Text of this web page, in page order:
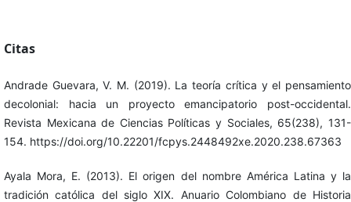
Citas
Andrade Guevara, V. M. (2019). La teoría crítica y el pensamiento
decolonial: hacia un proyecto emancipatorio post-occidental.
Revista Mexicana de Ciencias Políticas y Sociales, 65(238), 131-
154. https://doi.org/10.22201/fcpys.2448492xe.2020.238.67363
Ayala Mora, E. (2013). El origen del nombre América Latina y la
tradición católica del siglo XIX. Anuario Colombiano de Historia